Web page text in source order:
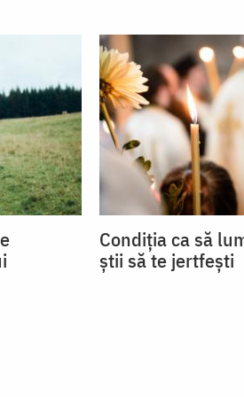
Condiția ca să
știi să te jertfești